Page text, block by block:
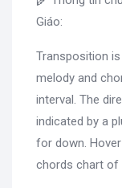
Giáo:
Transposition
melody and
interval. The
indicated by a
for down.
chords chart of